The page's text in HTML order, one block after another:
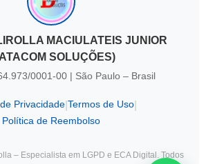
MACIULATEIS JUNIOR
SOLUÇÕES)
0001-00 | São Paulo – Brasil
Privacidade Termos de Uso
Política de Reembolso
– Especialista em LGPD e ECA Digital. Todos